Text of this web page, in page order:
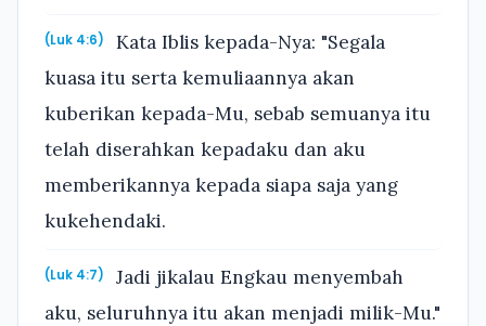
(Luk 4:6)
Kata Iblis kepada-Nya: "Segala
kuasa itu serta kemuliaannya akan
kuberikan kepada-Mu, sebab semuanya itu
telah diserahkan kepadaku dan aku
memberikannya kepada siapa saja yang
kukehendaki.
(Luk 4:7)
Jadi jikalau Engkau menyembah
aku, seluruhnya itu akan menjadi milik-Mu."